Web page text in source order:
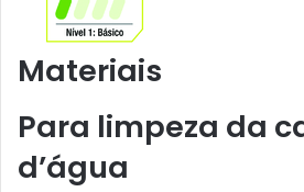
Materiais
Para limpeza da
d’água